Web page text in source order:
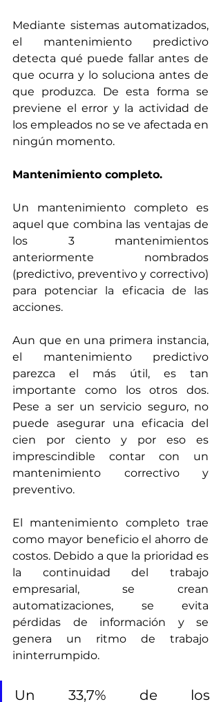
Mediante sistemas automatizados,
el mantenimiento predictivo
detecta qué puede fallar antes de
que ocurra y lo soluciona antes de
que produzca. De esta forma se
previene el error y la actividad de
los empleados no se ve afectada en
ningún momento.
Mantenimiento completo.
Un mantenimiento completo es
aquel que combina las ventajas de
los 3 mantenimientos
anteriormente nombrados
(predictivo, preventivo y correctivo)
para potenciar la eficacia de las
acciones.
Aun que en una primera instancia,
el mantenimiento predictivo
parezca el más útil, es tan
importante como los otros dos.
Pese a ser un servicio seguro, no
puede asegurar una eficacia del
cien por ciento y por eso es
imprescindible contar con un
mantenimiento correctivo y
preventivo.
El mantenimiento completo trae
como mayor beneficio el ahorro de
costos. Debido a que la prioridad es
la continuidad del trabajo
empresarial, se crean
automatizaciones, se evita
pérdidas de información y se
genera un ritmo de trabajo
ininterrumpido.
Un 33,7% de los